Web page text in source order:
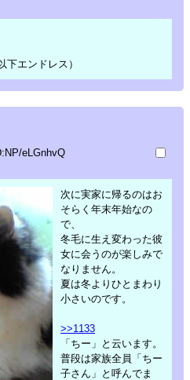
下エンドレス）
eLGnhvQ
次に実家に帰るのはお
そらく年末年始なの
で、
冬毛に生え変わった彼
女に会うのが楽しみで
なりません。
夏は冬よりひとまわり
小さいのです。
>>1133
「ちー」と云います。
普段は家族全員「ちー
子さん」と呼んでま